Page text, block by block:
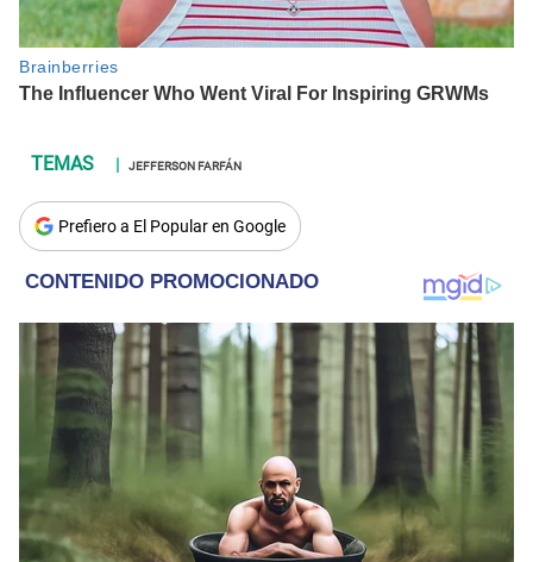
JEFFERSON FARFÁN
Prefiero a El Popular en Google